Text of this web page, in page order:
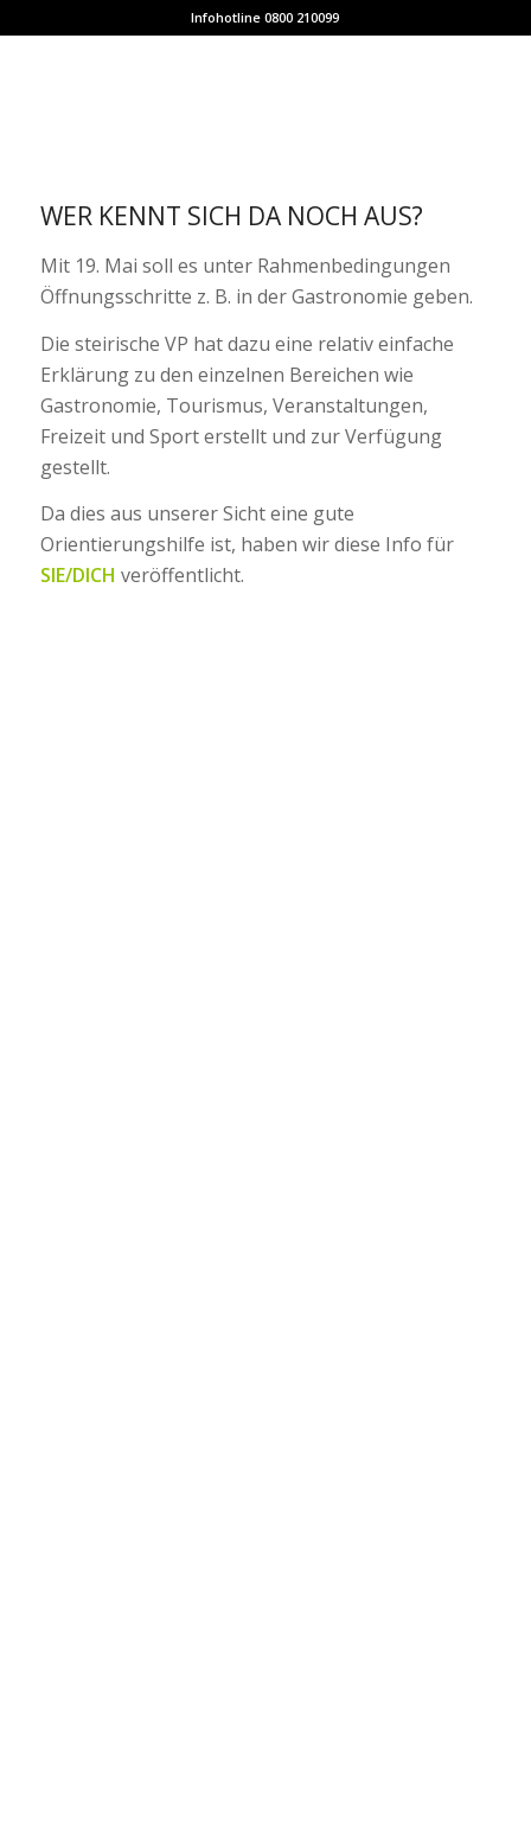
Infohotline 0800 210099
WER KENNT SICH DA NOCH AUS?
Mit 19. Mai soll es unter Rahmenbedingungen
Öffnungsschritte z. B. in der Gastronomie geben.
Die steirische VP hat dazu eine relativ einfache
Erklärung zu den einzelnen Bereichen wie
Gastronomie, Tourismus, Veranstaltungen,
Freizeit und Sport erstellt und zur Verfügung
gestellt.
Da dies aus unserer Sicht eine gute
Orientierungshilfe ist, haben wir diese Info für
SIE/DICH veröffentlicht.